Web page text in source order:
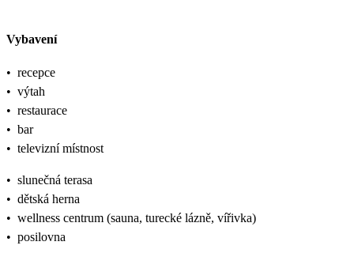
Vybavení
• recepce
• výtah
• restaurace
• bar
• televizní místnost
• slunečná terasa
• dětská herna
• wellness centrum (sauna, turecké lázně, vířivka)
• posilovna